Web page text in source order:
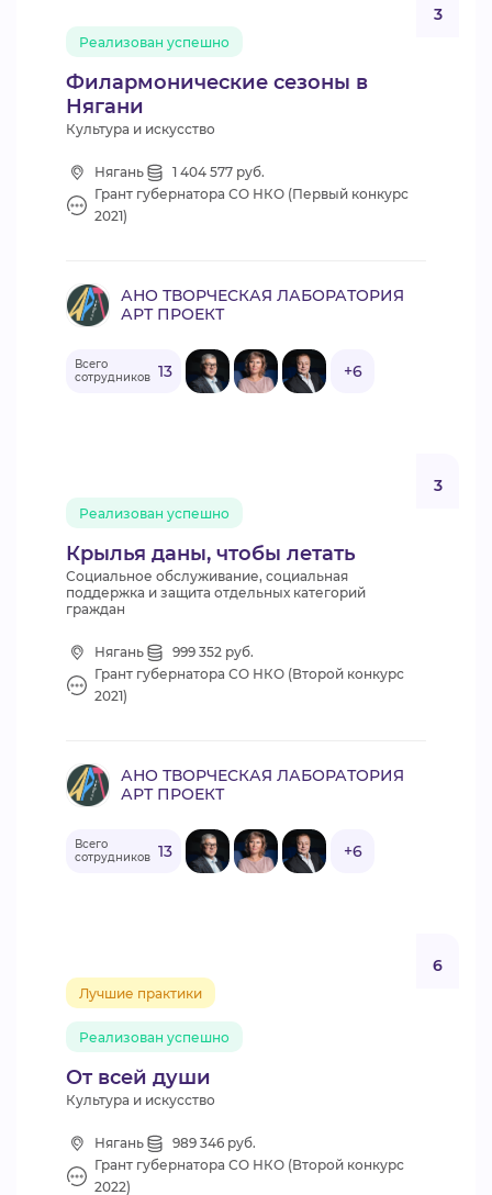
Филармонические сезоны в
Нягани
Реализован успешно
3
Культура и искусство
Нягань
1 404 577 руб.
Грант губернатора СО НКО (Первый конкурс
2021)
АНО ТВОРЧЕСКАЯ ЛАБОРАТОРИЯ
АРТ ПРОЕКТ
Всего
сотрудников 13 +6
Крылья даны, чтобы летать
Реализован успешно
3
Социальное обслуживание, социальная
поддержка и защита отдельных категорий
граждан
Нягань
999 352 руб.
Грант губернатора СО НКО (Второй конкурс
2021)
АНО ТВОРЧЕСКАЯ ЛАБОРАТОРИЯ
АРТ ПРОЕКТ
Всего
сотрудников 13 +6
От всей души
Реализован успешно
Лучшие практики
6
Культура и искусство
Нягань
989 346 руб.
Грант губернатора СО НКО (Второй конкурс
2022)